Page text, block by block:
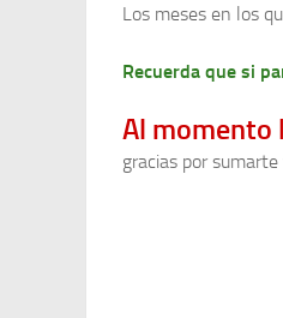
Los meses en los
Recuerda que si
Al momento
gracias por